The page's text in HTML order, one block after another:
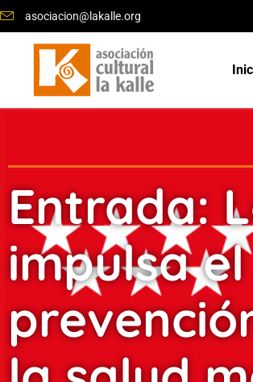
asociacion@lakalle.org
Entrada:
impulsa